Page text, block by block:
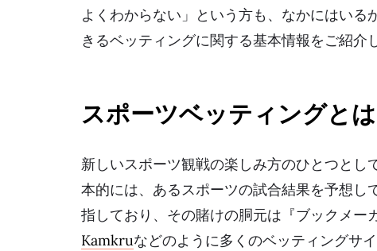
よくわからない」という方も、なかにはい
きるベッティングに関する基本情報をご紹介
スポーツベッティングと
新しいスポーツ観戦の楽しみ方のひとつと
本的には、あるスポーツの試合結果を予想し
指しており、その賭けの胴元は『ブックメ
Kamkruなどのように多くのベッティングサ